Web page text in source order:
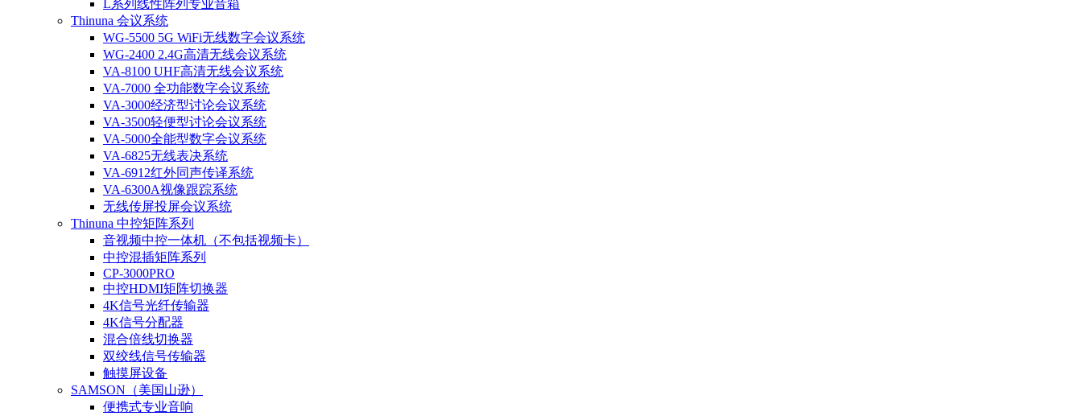
L系列线性阵列专业音箱
Thinuna 会议系统
WG-5500 5G WiFi无线数字会议系统
WG-2400 2.4G高清无线会议系统
VA-8100 UHF高清无线会议系统
VA-7000 全功能数字会议系统
VA-3000经济型讨论会议系统
VA-3500轻便型讨论会议系统
VA-5000全能型数字会议系统
VA-6825无线表决系统
VA-6912红外同声传译系统
VA-6300A视像跟踪系统
无线传屏投屏会议系统
Thinuna 中控矩阵系列
音视频中控一体机（不包括视频卡）
中控混插矩阵系列
CP-3000PRO
中控HDMI矩阵切换器
4K信号光纤传输器
4K信号分配器
混合倍线切换器
双绞线信号传输器
触摸屏设备
SAMSON（美国山逊）
便携式专业音响